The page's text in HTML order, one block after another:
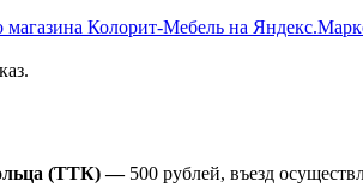
(ТТК) —500 рублей, въезд